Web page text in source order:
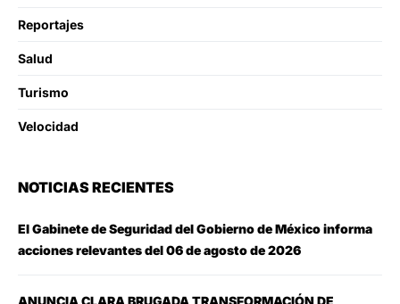
Reportajes
Salud
Turismo
Velocidad
NOTICIAS RECIENTES
El Gabinete de Seguridad del Gobierno de México informa
acciones relevantes del 06 de agosto de 2026
ANUNCIA CLARA BRUGADA TRANSFORMACIÓN DE